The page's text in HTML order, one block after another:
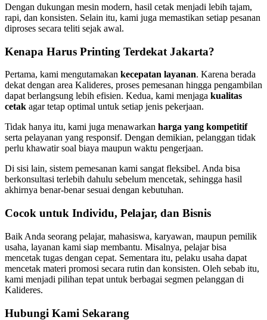
Dengan dukungan mesin modern, hasil cetak menjadi lebih tajam,
rapi, dan konsisten. Selain itu, kami juga memastikan setiap pesanan
diproses secara teliti sejak awal.
Kenapa Harus Printing Terdekat Jakarta?
Pertama, kami mengutamakan kecepatan layanan. Karena berada
dekat dengan area Kalideres, proses pemesanan hingga pengambilan
dapat berlangsung lebih efisien. Kedua, kami menjaga kualitas
cetak agar tetap optimal untuk setiap jenis pekerjaan.
Tidak hanya itu, kami juga menawarkan harga yang kompetitif
serta pelayanan yang responsif. Dengan demikian, pelanggan tidak
perlu khawatir soal biaya maupun waktu pengerjaan.
Di sisi lain, sistem pemesanan kami sangat fleksibel. Anda bisa
berkonsultasi terlebih dahulu sebelum mencetak, sehingga hasil
akhirnya benar-benar sesuai dengan kebutuhan.
Cocok untuk Individu, Pelajar, dan Bisnis
Baik Anda seorang pelajar, mahasiswa, karyawan, maupun pemilik
usaha, layanan kami siap membantu. Misalnya, pelajar bisa
mencetak tugas dengan cepat. Sementara itu, pelaku usaha dapat
mencetak materi promosi secara rutin dan konsisten. Oleh sebab itu,
kami menjadi pilihan tepat untuk berbagai segmen pelanggan di
Kalideres.
Hubungi Kami Sekarang